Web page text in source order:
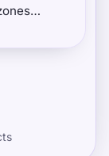
than
the